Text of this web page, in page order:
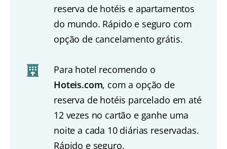
reserva de hotéis e apartamentos
do mundo. Rápido e seguro com
opção de cancelamento grátis.
Para hotel recomendo o
Hoteis.com, com a opção de
reserva de hotéis parcelado em até
12 vezes no cartão e ganhe uma
noite a cada 10 diárias reservadas.
Rápido e seguro.